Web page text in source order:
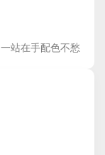
一站在手配色不愁